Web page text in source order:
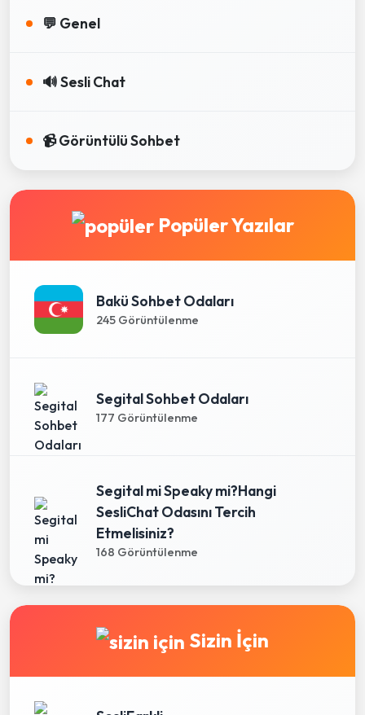
💬 Genel
🔊 Sesli Chat
📹 Görüntülü Sohbet
Popüler Yazılar
Bakü Sohbet Odaları
245 Görüntülenme
Segital Sohbet Odaları
177 Görüntülenme
Segital mi Speaky mi?Hangi
SesliChat Odasını Tercih
Etmelisiniz?
168 Görüntülenme
Sizin İçin